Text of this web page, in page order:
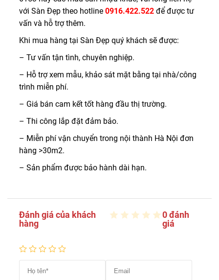
với Sàn Đẹp theo hotline 0916.422.522 để được tư
vấn và hỗ trợ thêm.
Khi mua hàng tại Sàn Đẹp quý khách sẽ được:
– Tư vấn tận tình, chuyên nghiệp.
– Hỗ trợ xem mẫu, khảo sát mặt bằng tại nhà/công
trình miễn phí.
– Giá bán cam kết tốt hàng đầu thị trường.
– Thi công lắp đặt đảm bảo.
– Miễn phí vận chuyển trong nội thành Hà Nội đơn
hàng >30m2.
– Sản phẩm được bảo hành dài hạn.
Đánh giá của khách
hàng
0 đánh
giá